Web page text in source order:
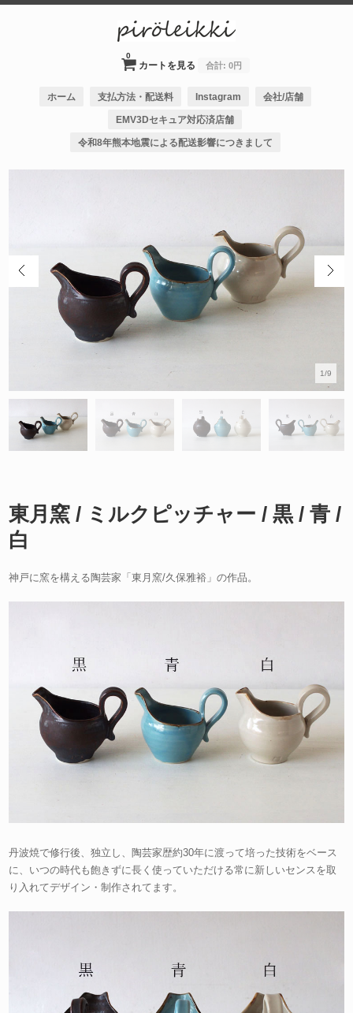
カートを見る
0
合計: 0円
ホーム 支払方法・配送料 Instagram 会社/店舗
EMV3Dセキュア対応済店舗
令和8年熊本地震による配送影響につきまして
1/9
東月窯 / ミルクピッチャー / 黒 / 青 /
白
神戸に窯を構える陶芸家「東月窯/久保雅裕」の作品。
丹波焼で修行後、独立し、陶芸家歴約30年に渡って培った技術をベース
に、いつの時代も飽きずに長く使っていただける常に新しいセンスを取
り入れてデザイン・制作されてます。